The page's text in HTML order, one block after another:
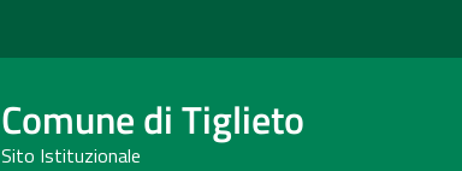
Comune di Tiglieto
Sito Istituzionale